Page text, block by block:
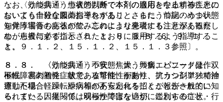
・ 〈効能共通〉患者の判断で本剤の服用を中止することの
ないよう十分な服薬指導をすること。また、前記のめまい、
知覚障害等の症状が飲み忘れにより発現することがあるた
め、患者に必ず指示されたとおりに服用するよう指導するこ
と。
８．８． 〈うつ病・うつ状態〉大うつ病エピソードは、双
極性障害の初発症状である可能性があり、抗うつ剤単独で治
療した場合、躁転や病相の不安定化を招くことが一般的に知
られている。従って、双極性障害を適切に鑑別すること。
なお、うつ病・うつ状態以外で本剤の適応となる精神疾患に
おいても自殺企図のおそれがあり、さらにうつ病・うつ状態
を伴う場合もあるので、このような患者にも注意深く観察し
ながら投与すること〔５．１、８．３−８．６、９．１．
１、９．１．２、１５．１．２、１５．１．３参照〕。
８．３． 〈効能共通〉不安、焦燥、興奮、パニック発作、
不眠、易刺激性、敵意、攻撃性、衝動性、アカシジア／精神
運動不穏、軽躁、躁病等があらわれることが報告されてい
る。また、因果関係は明らかではないが、これらの症状・行